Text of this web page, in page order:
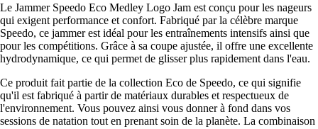
Le Jammer Speedo Eco Medley Logo Jam est conçu pour les nageurs
qui exigent performance et confort. Fabriqué par la célèbre marque
Speedo, ce jammer est idéal pour les entraînements intensifs ainsi que
pour les compétitions. Grâce à sa coupe ajustée, il offre une excellente
hydrodynamique, ce qui permet de glisser plus rapidement dans l'eau.
Ce produit fait partie de la collection Eco de Speedo, ce qui signifie
qu'il est fabriqué à partir de matériaux durables et respectueux de
l'environnement. Vous pouvez ainsi vous donner à fond dans vos
sessions de natation tout en prenant soin de la planète. La combinaison